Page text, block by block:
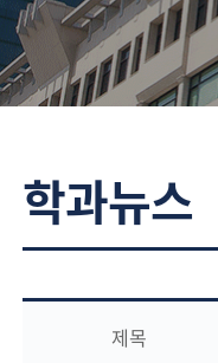
학과뉴스
제목